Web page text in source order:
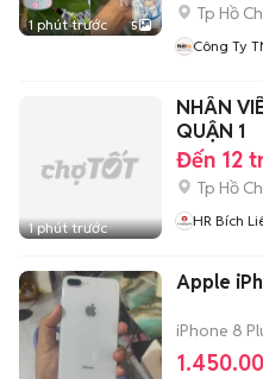
1 phút trước 5
Tp Hồ
Công Ty
1 phút trước
NHÂN
QUẬN 1
Đến 12
Tp Hồ
HR Bích
Apple
iPhone 8